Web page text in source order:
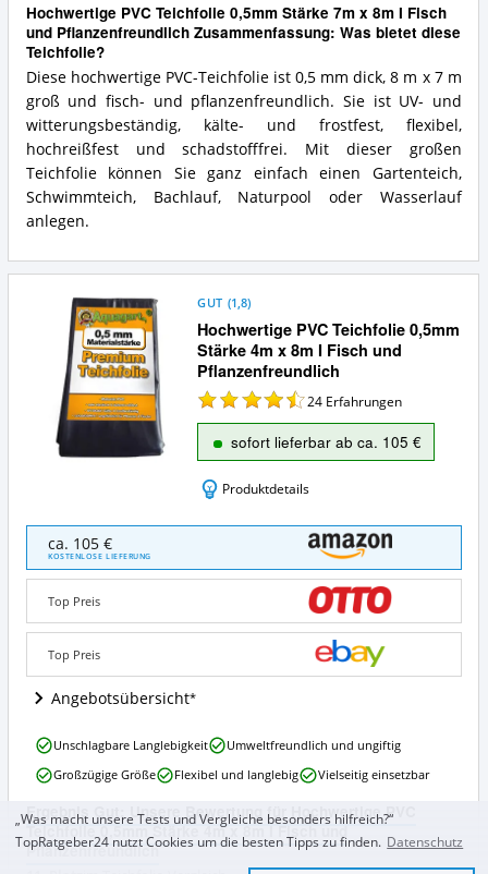
Hochwertige PVC Teichfolie 0,5mm Stärke 7m x 8m I Fisch
und Pflanzenfreundlich Zusammenfassung: Was bietet diese
Teichfolie?
Diese hochwertige PVC-Teichfolie ist 0,5 mm dick, 8 m x 7 m
groß und fisch- und pflanzenfreundlich. Sie ist UV- und
witterungsbeständig, kälte- und frostfest, flexibel,
hochreißfest und schadstofffrei. Mit dieser großen
Teichfolie können Sie ganz einfach einen Gartenteich,
Schwimmteich, Bachlauf, Naturpool oder Wasserlauf
anlegen.
Hochwertige PVC Teichfolie 0,5mm
Stärke 4m x 8m I Fisch und
Pflanzenfreundlich
GUT (1,8)
24 Erfahrungen
sofort lieferbar ab ca. 105 €
Produktdetails
Hochwertige
PVC
Teichfolie
0,5mm
Stärke
4m
8m
Fisch
Pflanzenfreundlich
Angebote:
Wo
ist
diese
Teichfolie
ca. 105 €
KOSTENLOSE LIEFERUNG
Top Preis
Top Preis
Angebotsübersicht
Ergebnis Gut: Unsere Bewertung für Hochwertige PVC
Teichfolie 0,5mm Stärke 4m x 8m I Fisch und
Pflanzenfreundlich
Hochwertige
PVC
Teichfolie
Stärke
4m
Unschlagbare Langlebigkeit
Umweltfreundlich und ungiftig
Großzügige Größe
Flexibel und langlebig Vielseitig einsetzbar
„Was macht unsere Tests und Vergleiche besonders hilfreich?“
TopRatgeber24 nutzt Cookies um die besten Tipps zu finden. Datenschutz